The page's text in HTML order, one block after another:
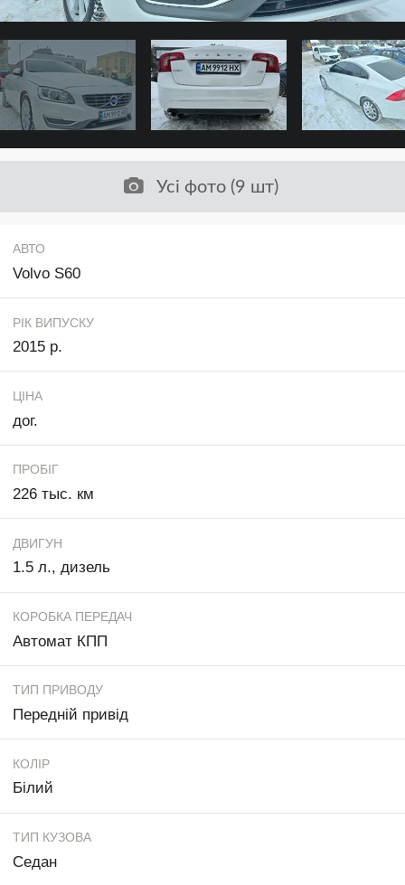
Усі фото (9 шт)
АВТО
Volvo S60
РІК ВИПУСКУ
2015 р.
ЦІНА
дог.
ПРОБІГ
226 тыс. км
ДВИГУН
1.5 л., дизель
КОРОБКА ПЕРЕДАЧ
Автомат КПП
ТИП ПРИВОДУ
Передній привід
КОЛІР
Білий
ТИП КУЗОВА
Седан